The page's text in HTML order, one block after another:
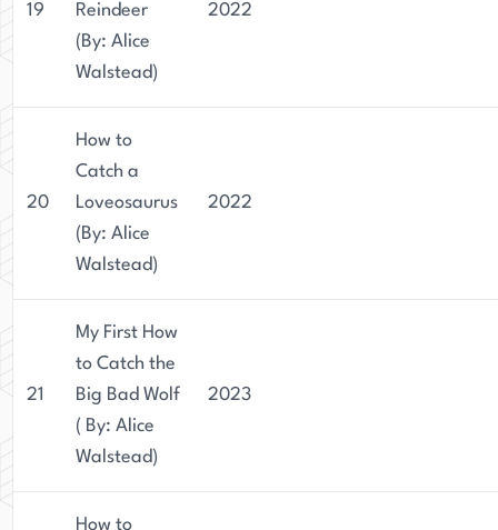
19
Reindeer
(By: Alice
Walstead)
2022
20
How to
Catch a
Loveosaurus
(By: Alice
Walstead)
2022
21
My First How
to Catch the
Big Bad Wolf
( By: Alice
Walstead)
2023
How to